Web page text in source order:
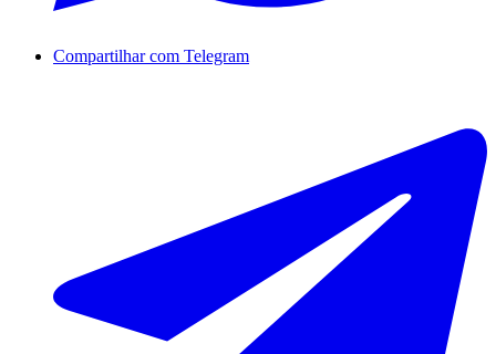
Compartilhar com Telegram